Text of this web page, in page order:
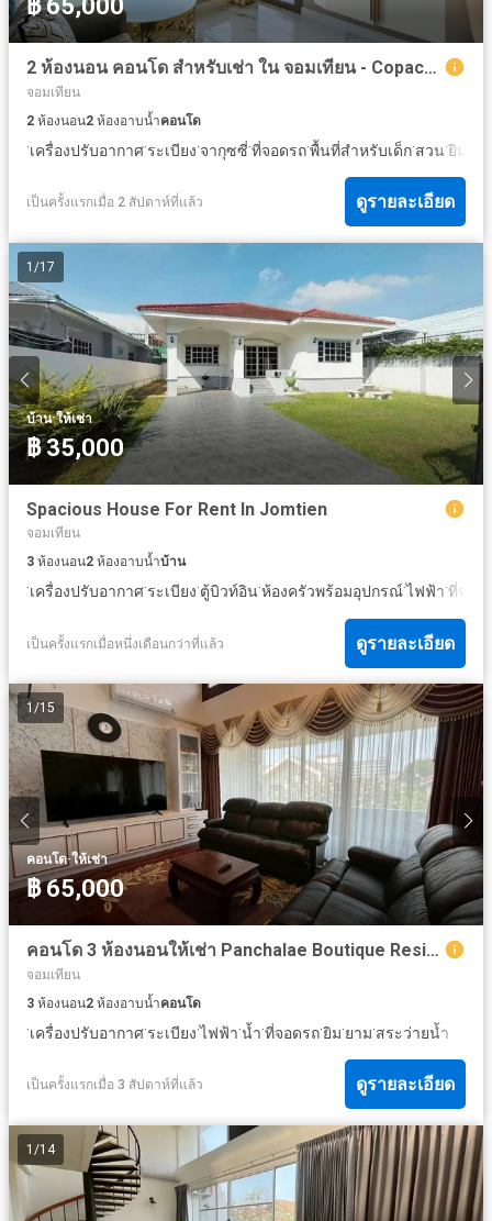
฿ 65,000
2 ห้องนอน คอนโด สำหรับเช่า ใน จอมเทียน - Copacabana Beach Jomtien
จอมเทียน
2 ห้องนอน2 ห้องอาบน้ำคอนโด
·เครื่องปรับอากาศ·ระเบียง·จากุซซี่·ที่จอดรถ·พื้นที่สำหรับเด็ก·สวน·ยิม
เป็นครั้งแรกเมื่อ 2 สัปดาห์ที่แล้ว ดูรายละเอียด
1 /17
บ้าน·ให้เช่า
฿ 35,000
Spacious House For Rent In Jomtien
จอมเทียน
3 ห้องนอน2 ห้องอาบน้ำบ้าน
·เครื่องปรับอากาศ·ระเบียง·ตู้บิวท์อิน·ห้องครัวพร้อมอุปกรณ์·ไฟฟ้า·ที่จอด
เป็นครั้งแรกเมื่อหนึ่งเดือนกว่าที่แล้ว ดูรายละเอียด
1 /15
คอนโด·ให้เช่า
฿ 65,000
คอนโด 3 ห้องนอนให้เช่า Panchalae Boutique Residence ในจอมเทียน
จอมเทียน
3 ห้องนอน2 ห้องอาบน้ำคอนโด
·เครื่องปรับอากาศ·ระเบียง·ไฟฟ้า·น้ำ·ที่จอดรถ·ยิม·ยาม·สระว่ายน้ำ
เป็นครั้งแรกเมื่อ 3 สัปดาห์ที่แล้ว ดูรายละเอียด
1 /14